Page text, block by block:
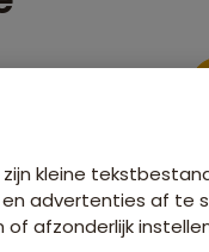
kleine
advertenties af te
afzonderlijk